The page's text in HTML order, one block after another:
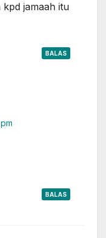
kpd jamaah itu
BALAS
BALAS